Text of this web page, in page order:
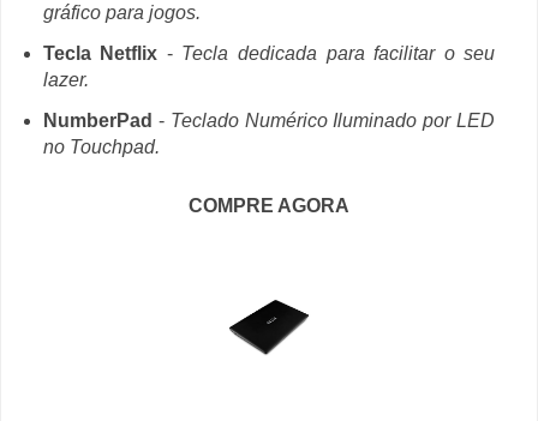
gráfico para jogos.
Tecla Netflix - Tecla dedicada para facilitar o seu
lazer.
NumberPad - Teclado Numérico Iluminado por LED
no Touchpad.
COMPRE AGORA